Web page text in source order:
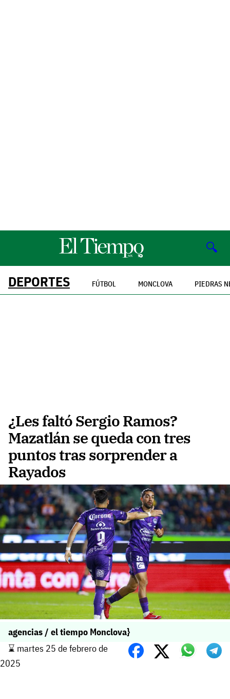
🔍
DEPORTES FÚTBOL MONCLOVA PIEDRAS
¿Les faltó Sergio Ramos?
Mazatlán se queda con tres
puntos tras sorprender a
Rayados
agencias / el tiempo Monclova}
⌛️ martes 25 de febrero de
2025